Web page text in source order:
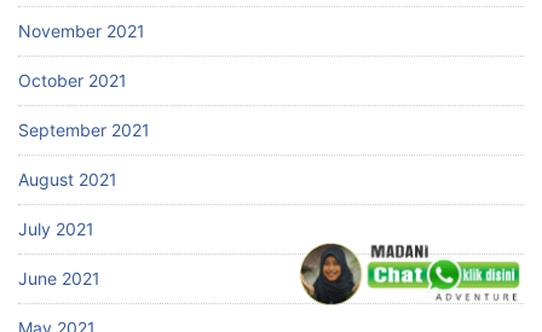
November 2021
October 2021
September 2021
August 2021
July 2021
June 2021
May 2021